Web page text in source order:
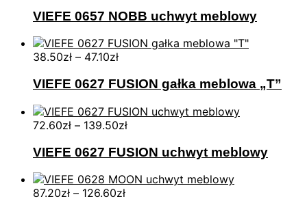
VIEFE 0657 NOBB uchwyt meblowy
38.50zł – 47.10zł
VIEFE 0627 FUSION gałka meblowa „T”
72.60zł – 139.50zł
VIEFE 0627 FUSION uchwyt meblowy
87.20zł – 126.60zł